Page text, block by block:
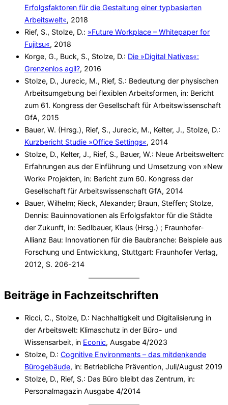
Erfolgsfaktoren für die Gestaltung einer typbasierten
Arbeitswelt«, 2018
Rief, S., Stolze, D.: »Future Workplace – Whitepaper for
Fujitsu«, 2018
Korge, G., Buck, S., Stolze, D.: Die »Digital Natives«:
Grenzenlos agil?, 2016
Stolze, D., Jurecic, M., Rief, S.: Bedeutung der physischen
Arbeitsumgebung bei flexiblen Arbeitsformen, in: Bericht
zum 61. Kongress der Gesellschaft für Arbeitswissenschaft
GfA, 2015
Bauer, W. (Hrsg.), Rief, S., Jurecic, M., Kelter, J., Stolze, D.:
Kurzbericht Studie »Office Settings«, 2014
Stolze, D., Kelter, J., Rief, S., Bauer, W.: Neue Arbeitswelten:
Erfahrungen aus der Einführung und Umsetzung von »New
Work« Projekten, in: Bericht zum 60. Kongress der
Gesellschaft für Arbeitswissenschaft GfA, 2014
Bauer, Wilhelm; Rieck, Alexander; Braun, Steffen; Stolze,
Dennis: Bauinnovationen als Erfolgsfaktor für die Städte
der Zukunft, in: Sedlbauer, Klaus (Hrsg.) ; Fraunhofer-
Allianz Bau: Innovationen für die Baubranche: Beispiele aus
Forschung und Entwicklung, Stuttgart: Fraunhofer Verlag,
2012, S. 206-214
Beiträge in Fachzeitschriften
Ricci, C., Stolze, D.: Nachhaltigkeit und Digitalisierung in
der Arbeitswelt: Klimaschutz in der Büro- und
Wissensarbeit, in Econic, Ausgabe 4/2023
Stolze, D.: Cognitive Environments – das mitdenkende
Bürogebäude, in: Betriebliche Prävention, Juli/August 2019
Stolze, D., Rief, S.: Das Büro bleibt das Zentrum, in:
Personalmagazin Ausgabe 4/2014